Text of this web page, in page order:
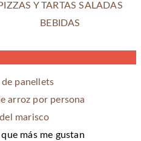
PIZZAS Y TARTAS SALADAS
BEBIDAS
panellets
arroz por persona
marisco
que más me gustan